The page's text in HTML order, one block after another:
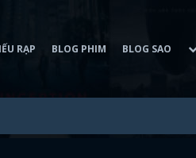
RẠP BLOG PHIM BLOG SAO